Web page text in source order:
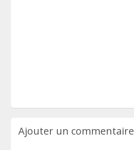
Ajouter un commentaire